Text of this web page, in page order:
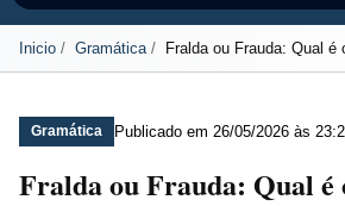
Inicio Gramática Fralda ou Frauda: Qual é
Gramática Publicado em 26/05/2026 às
Fralda ou Frauda: Qual é